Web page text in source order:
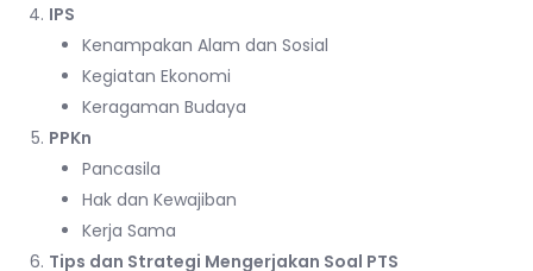
IPS
Kenampakan Alam dan Sosial
Kegiatan Ekonomi
Keragaman Budaya
PPKn
Pancasila
Hak dan Kewajiban
Kerja Sama
Tips dan Strategi Mengerjakan Soal PTS